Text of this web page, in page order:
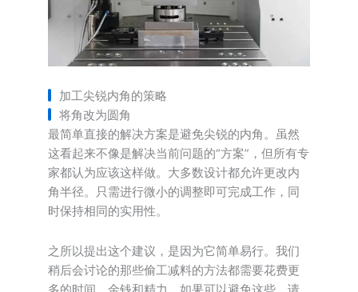
加工尖锐内角的策略
将角改为圆角
最简单直接的解决方案是避免尖锐的内角。虽然
这看起来不像是解决当前问题的“方案”，但所有专
家都认为应该这样做。大多数设计都允许更改内
角半径。只需进行微小的调整即可完成工作，同
时保持相同的实用性。
之所以提出这个建议，是因为它简单易行。我们
稍后会讨论的那些偷工减料的方法都需要花费更